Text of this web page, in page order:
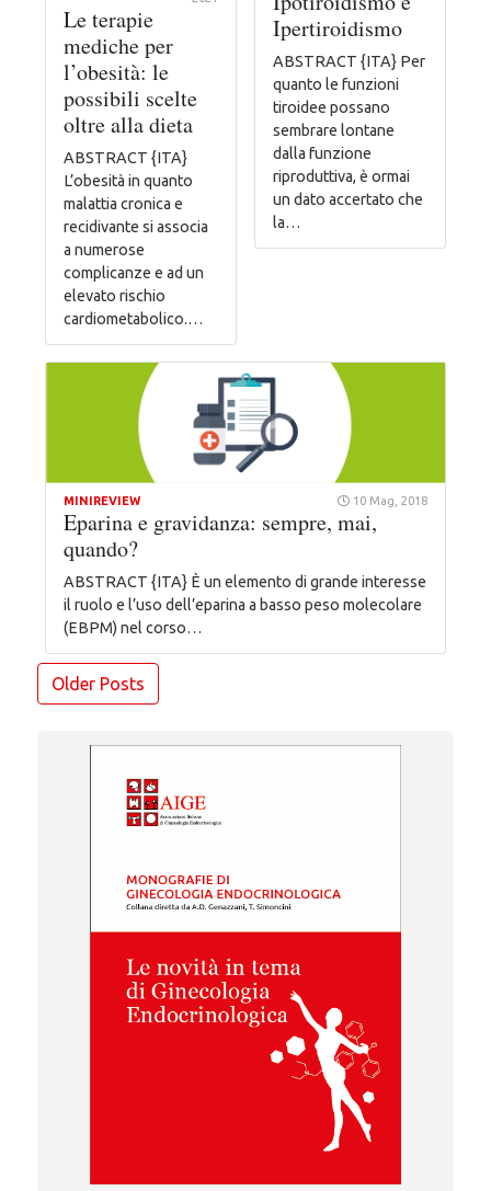
Le terapie
mediche per
l’obesità: le
possibili scelte
oltre alla dieta
ABSTRACT {ITA}
L’obesità in quanto
malattia cronica e
recidivante si associa
a numerose
complicanze e ad un
elevato rischio
cardiometabolico.…
Ipertiroidismo
ABSTRACT {ITA} Per
quanto le funzioni
tiroidee possano
sembrare lontane
dalla funzione
riproduttiva, è ormai
un dato accertato che
la…
MINIREVIEW 10 Mag, 2018
Eparina e gravidanza: sempre, mai,
quando?
ABSTRACT {ITA} È un elemento di grande interesse
il ruolo e l’uso dell’eparina a basso peso molecolare
(EBPM) nel corso…
Navigazione
articoli
Older Posts